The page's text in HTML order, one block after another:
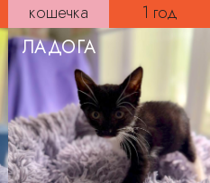
кошечка 1 год
ЛАДОГА